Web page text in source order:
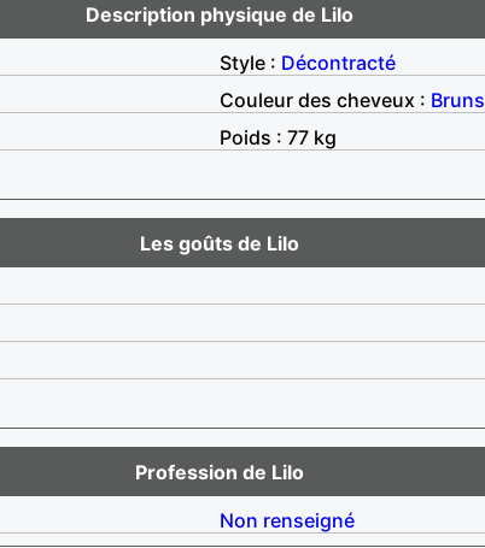
Description physique de Lilo
Style : Décontracté
Couleur des cheveux : Bruns
Poids : 77 kg
Les goûts de Lilo
Profession de Lilo
Non renseigné